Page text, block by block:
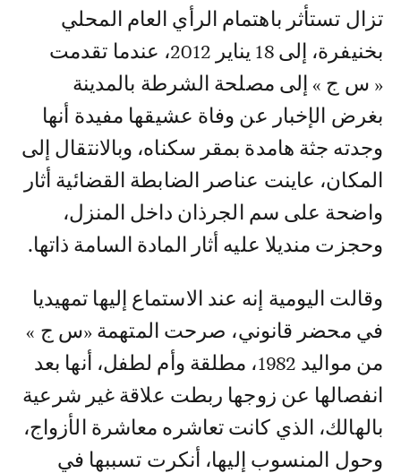
تزال تستأثر باهتمام الرأي العام المحلي
بخنيفرة، إلى 18 يناير 2012، عندما تقدمت
« س ج » إلى مصلحة الشرطة بالمدينة
بغرض الإخبار عن وفاة عشيقها مفيدة أنها
وجدته جثة هامدة بمقر سكناه، وبالانتقال إلى
المكان، عاينت عناصر الضابطة القضائية أثار
واضحة على سم الجرذان داخل المنزل،
وحجزت منديلا عليه أثار المادة السامة ذاتها.
وقالت اليومية إنه عند الاستماع إليها تمهيديا
في محضر قانوني، صرحت المتهمة «س ج »
من مواليد 1982، مطلقة وأم لطفل، أنها بعد
انفصالها عن زوجها ربطت علاقة غير شرعية
بالهالك، الذي كانت تعاشره معاشرة الأزواج،
وحول المنسوب إليها، أنكرت تسببها في